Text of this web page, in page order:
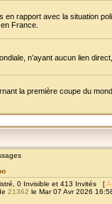
rapport avec la situation
France.
n’ayant aucun lien
la première coupe du
0 Invisible et 413 Invités [
21362 le Mar 07 Avr 2026